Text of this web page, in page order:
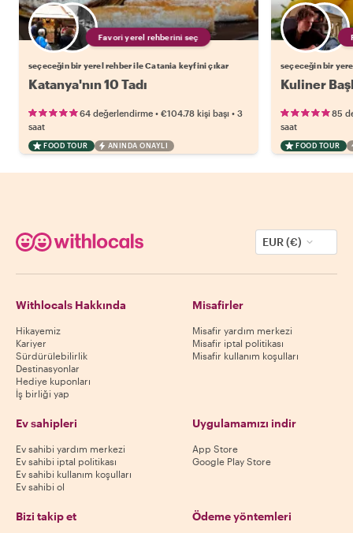
Favori yerel rehberini seç
seçeceğin bir yerel rehber ile Catania keyfini çıkar
Katanya'nın 10 Tadı
64 değerlendirme • €104.78 kişi başı • 3
saat
FOOD TOUR ANINDA ONAYLI
seçeceğin bir
Kuliner
85
saat
FOOD TOUR
EUR (€)
Withlocals Hakkında
Hikayemiz
Kariyer
Sürdürülebilirlik
Destinasyonlar
Hediye kuponları
İş birliği yap
Misafirler
Misafir yardım merkezi
Misafir iptal politikası
Misafir kullanım koşulları
Ev sahipleri
Ev sahibi yardım merkezi
Ev sahibi iptal politikası
Ev sahibi kullanım koşulları
Ev sahibi ol
Uygulamamızı indir
App Store
Google Play Store
Bizi takip et Ödeme yöntemleri